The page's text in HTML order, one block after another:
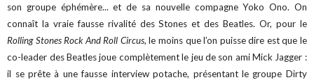
son groupe éphémère... et de sa nouvelle compagne Yoko Ono. On
connaît la vraie fausse rivalité des Stones et des Beatles. Or, pour le
Rolling Stones Rock And Roll Circus, le moins que l’on puisse dire est que le
co-leader des Beatles joue complètement le jeu de son ami Mick Jagger :
il se prête à une fausse interview potache, présentant le groupe Dirty